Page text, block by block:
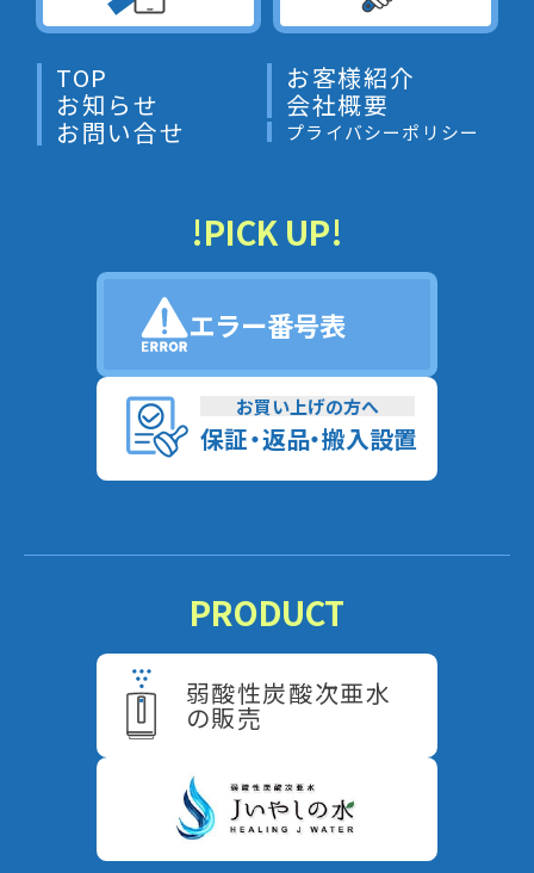
TOP お客様紹介
お知らせ 会社概要
お問い合せ プライバシーポリシー
!PICK UP!
エラー番号表
お買い上げの方へ
保証・返品・搬入設置
PRODUCT
弱酸性炭酸次亜水
の販売